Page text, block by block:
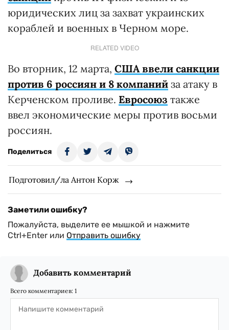
юридических лиц за захват украинских
кораблей и военных в Черном море.
RELATED VIDEO
Во вторник, 12 марта, США ввели санкции
против 6 россиян и 8 компаний за атаку в
Керченском проливе. Евросоюз также
ввел экономические меры против восьми
россиян.
Поделиться
Подготовил/ла Антон Корж
Заметили ошибку?
Пожалуйста, выделите ее мышкой и нажмите
Ctrl+Enter или Отправить ошибку
Добавить комментарий
Всего комментариев: 1